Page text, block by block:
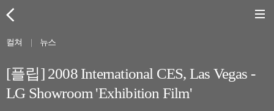
컬쳐 뉴스
[플립] 2008 International CES, Las Vegas -
LG Showroom 'Exhibition Film'